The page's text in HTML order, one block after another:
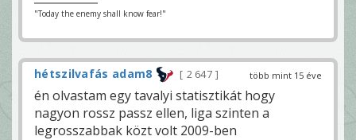
"Today the enemy shall know fear!"
több mint 15 éve
hétszilvafás adam8 2 647
én olvastam egy tavalyi statisztikát hogy
nagyon rossz passz ellen, liga szinten a
legrosszabbak közt volt 2009-ben